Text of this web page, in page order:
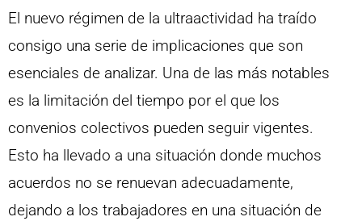
El nuevo régimen de la ultraactividad ha traído
consigo una serie de implicaciones que son
esenciales de analizar. Una de las más notables
es la limitación del tiempo por el que los
convenios colectivos pueden seguir vigentes.
Esto ha llevado a una situación donde muchos
acuerdos no se renuevan adecuadamente,
dejando a los trabajadores en una situación de